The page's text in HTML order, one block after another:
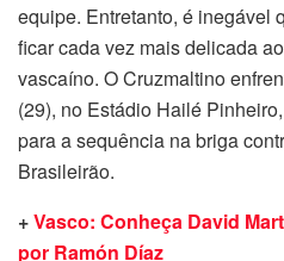
equipe. Entretanto, é inegável
ficar cada vez mais delicada
vascaíno. O Cruzmaltino
(29), no Estádio Hailé
para a sequência na briga
Brasileirão.
+Vasco: Conheça David
por Ramón Díaz